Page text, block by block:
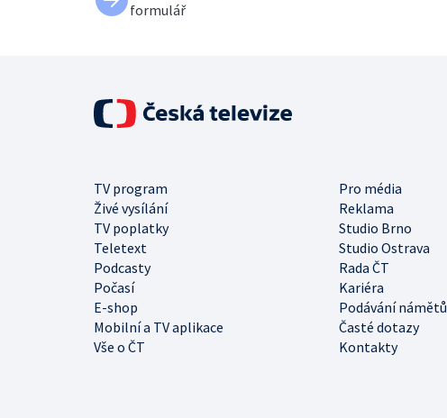
formulář
TV program
Pro média
Živé vysílání
Reklama
TV poplatky
Studio Brno
Teletext
Studio Ostrava
Podcasty
Rada ČT
Počasí
Kariéra
E-shop
Podávání námětů
Mobilní a TV aplikace
Časté dotazy
Vše o ČT
Kontakty